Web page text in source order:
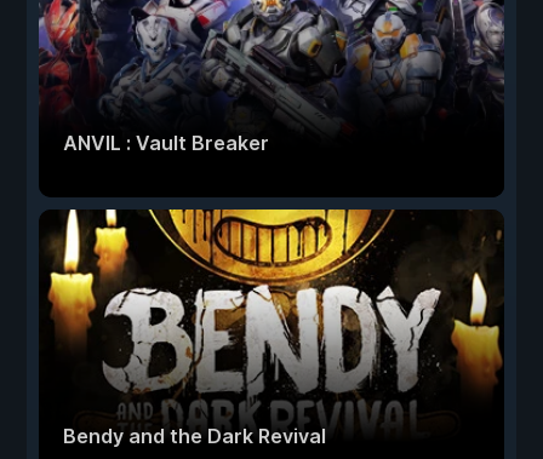
ANVIL : Vault Breaker
Bendy and the Dark Revival